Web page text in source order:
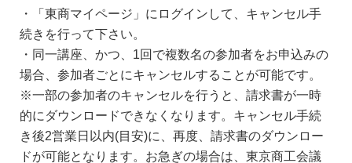
・「東商マイページ」にログインして、キャンセル手
続きを行って下さい。
・同一講座、かつ、1回で複数名の参加者をお申込みの
場合、参加者ごとにキャンセルすることが可能です。
※一部の参加者のキャンセルを行うと、請求書が一時
的にダウンロードできなくなります。キャンセル手続
き後2営業日以内(目安)に、再度、請求書のダウンロー
ドが可能となります。お急ぎの場合は、東京商工会議